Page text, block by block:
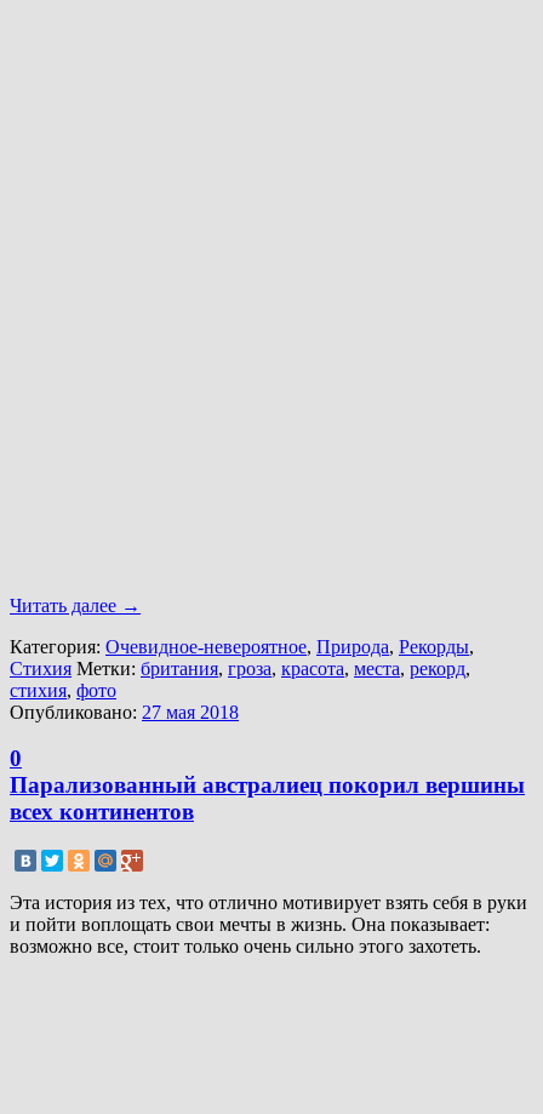
Читать далее →
Категория: Очевидное-невероятное, Природа, Рекорды,
Стихия Метки: британия, гроза, красота, места, рекорд,
стихия, фото
Опубликовано: 27 мая 2018
0
Парализованный австралиец покорил вершины
всех континентов
Эта история из тех, что отлично мотивирует взять себя в руки
и пойти воплощать свои мечты в жизнь. Она показывает:
возможно все, стоит только очень сильно этого захотеть.